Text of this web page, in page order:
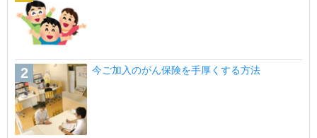
今ご加入のがん保険を手厚くする方法